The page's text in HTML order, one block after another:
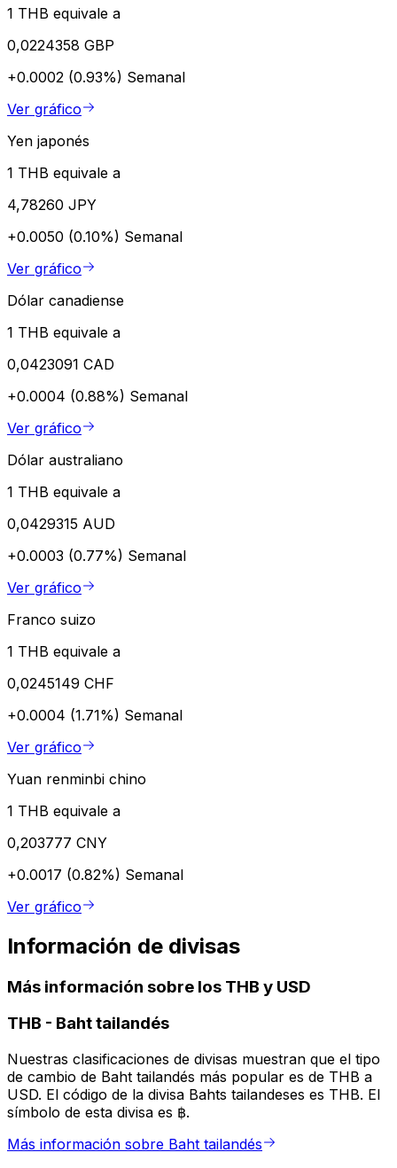
1 THB equivale a
0,0224358 GBP
+0.0002 (0.93%) Semanal
Ver gráfico
Yen japonés
1 THB equivale a
4,78260 JPY
+0.0050 (0.10%) Semanal
Ver gráfico
Dólar canadiense
1 THB equivale a
0,0423091 CAD
+0.0004 (0.88%) Semanal
Ver gráfico
Dólar australiano
1 THB equivale a
0,0429315 AUD
+0.0003 (0.77%) Semanal
Ver gráfico
Franco suizo
1 THB equivale a
0,0245149 CHF
+0.0004 (1.71%) Semanal
Ver gráfico
Yuan renminbi chino
1 THB equivale a
0,203777 CNY
+0.0017 (0.82%) Semanal
Ver gráfico
Información de divisas
Más información sobre los THB y USD
THB - Baht tailandés
Nuestras clasificaciones de divisas muestran que el tipo
de cambio de Baht tailandés más popular es de THB a
USD. El código de la divisa Bahts tailandeses es THB. El
símbolo de esta divisa es ฿.
Más información sobre Baht tailandés